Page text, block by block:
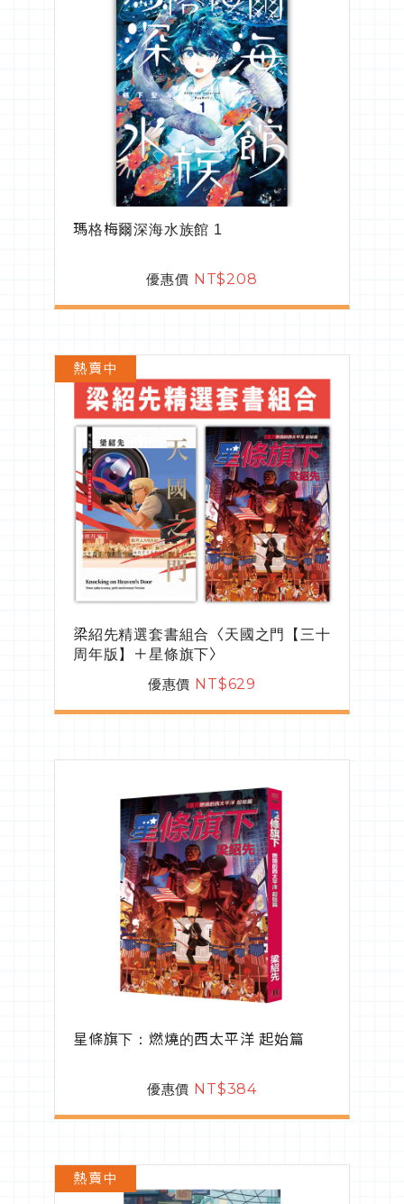
瑪格梅爾深海水族館 1
優惠價 NT$208
梁紹先精選套書組合〈天國之門【三十
周年版】＋星條旗下〉
優惠價 NT$629
熱賣中
星條旗下：燃燒的西太平洋 起始篇
優惠價 NT$384
熱賣中